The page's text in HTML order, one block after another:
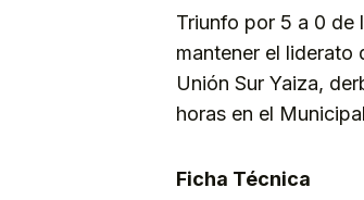
Triunfo por 5 a 0 de
mantener el liderato
Unión Sur Yaiza,
horas en el
Ficha Técnica